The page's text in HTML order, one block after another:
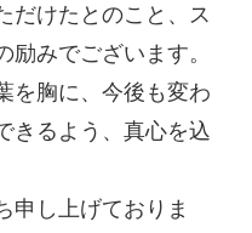
だけたとのこと、ス
みでございます。
を胸に、今後も変わ
きるよう、真心を込
申し上げておりま